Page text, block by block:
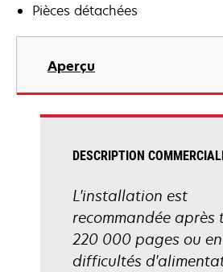
Pièces détachées
Aperçu
DESCRIPTION
L'installation est
recommandée après
220 000 pages ou
difficultés